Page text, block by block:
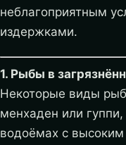
неблагоприятным
издержками.
1. Рыбы в
Некоторые виды
менхаден или
водоёмах с